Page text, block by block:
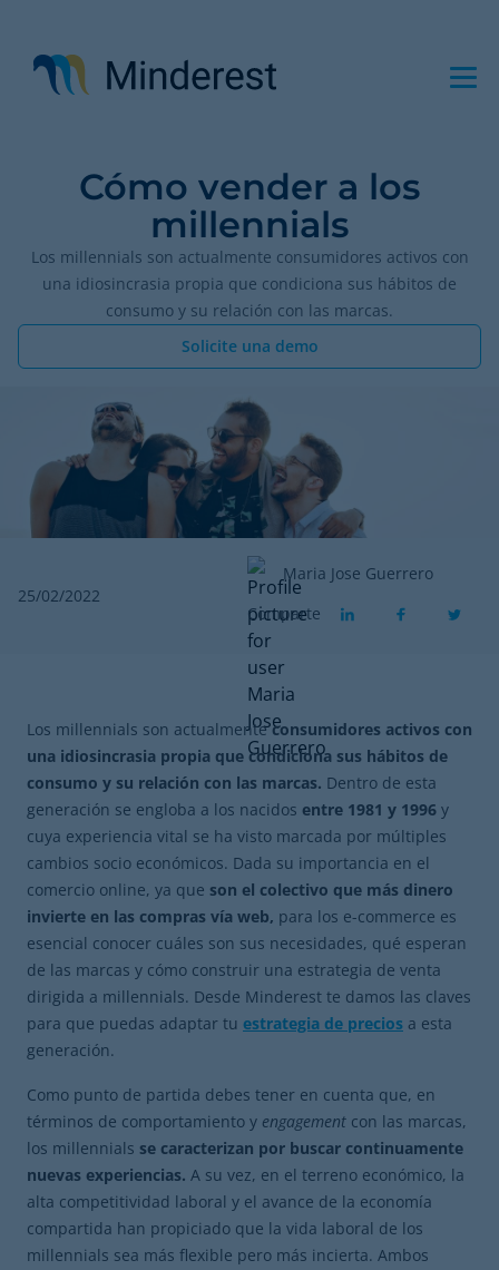
contenido
principal
Cómo vender a los
millennials
Los millennials son actualmente consumidores activos con
una idiosincrasia propia que condiciona sus hábitos de
consumo y su relación con las marcas.
Solicite una demo
25/02/2022
Maria Jose Guerrero
Comparte
Los millennials son actualmenteconsumidores activos con
una idiosincrasia propia que condiciona sus hábitos de
consumo y su relación con las marcas. Dentro de esta
generación se engloba a los nacidos entre 1981 y 1996 y
cuya experiencia vital se ha visto marcada por múltiples
cambios socio económicos. Dada su importancia en el
comercio online, ya que son el colectivo que más dinero
invierte en las compras vía web, para los e-commerce es
esencial conocer cuáles son sus necesidades, qué esperan
de las marcas y cómo construir una estrategia de venta
dirigida a millennials. Desde Minderest te damos las claves
para que puedas adaptar tu estrategia de precios a esta
generación.
Como punto de partida debes tener en cuenta que, en
términos de comportamiento y engagement con las marcas,
los millennials se caracterizan por buscar continuamente
nuevas experiencias. A su vez, en el terreno económico, la
alta competitividad laboral y el avance de la economía
compartida han propiciado que la vida laboral de los
millennials sea más flexible pero más incierta. Ambos